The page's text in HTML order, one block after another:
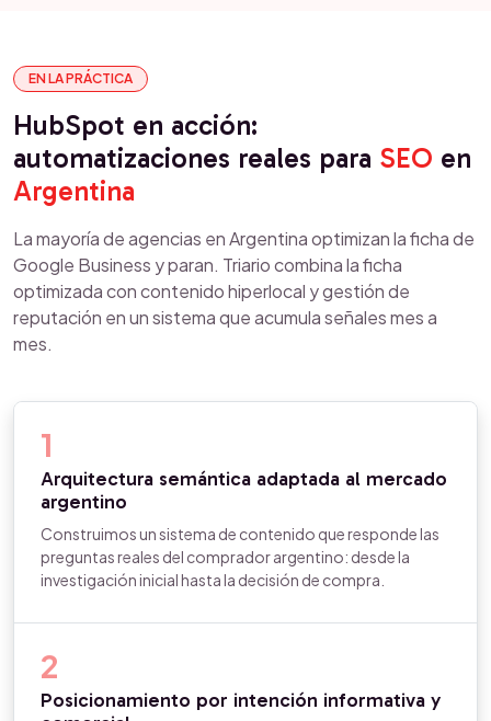
EN LA PRÁCTICA
HubSpot en acción:
automatizaciones reales para SEO en
Argentina
La mayoría de agencias en Argentina optimizan la ficha de
Google Business y paran. Triario combina la ficha
optimizada con contenido hiperlocal y gestión de
reputación en un sistema que acumula señales mes a
mes.
1
Arquitectura semántica adaptada al mercado
argentino
Construimos un sistema de contenido que responde las
preguntas reales del comprador argentino: desde la
investigación inicial hasta la decisión de compra.
2
Posicionamiento por intención informativa y